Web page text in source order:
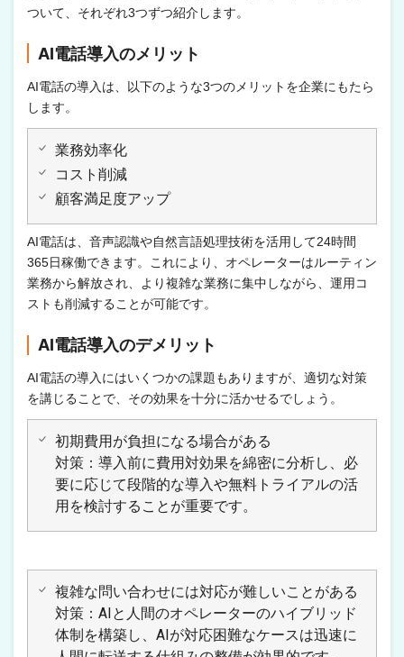
ついて、それぞれ3つずつ紹介します。
AI電話導入のメリット
AI電話の導入は、以下のような3つのメリットを企業にもたら
します。
業務効率化
コスト削減
顧客満足度アップ
AI電話は、音声認識や自然言語処理技術を活用して24時間
365日稼働できます。これにより、オペレーターはルーティン
業務から解放され、より複雑な業務に集中しながら、運用コ
ストも削減することが可能です。
AI電話導入のデメリット
AI電話の導入にはいくつかの課題もありますが、適切な対策
を講じることで、その効果を十分に活かせるでしょう。
初期費用が負担になる場合がある
対策：導入前に費用対効果を綿密に分析し、必
要に応じて段階的な導入や無料トライアルの活
用を検討することが重要です。
複雑な問い合わせには対応が難しいことがある
対策：AIと人間のオペレーターのハイブリッド
体制を構築し、AIが対応困難なケースは迅速に